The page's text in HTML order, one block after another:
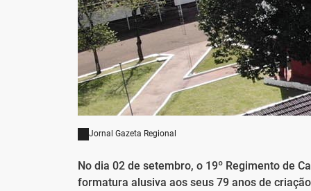
Jornal Gazeta Regional
No dia 02 de setembro, o 19º Regimento de
formatura alusiva aos seus 79 anos de